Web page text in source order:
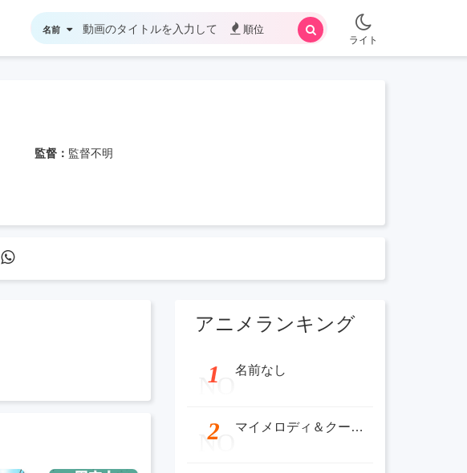
ライト
名前 順位
監督： 監督不明
アニメランキング
NO
1 名前なし
NO
2 マイメロディ＆クールーム